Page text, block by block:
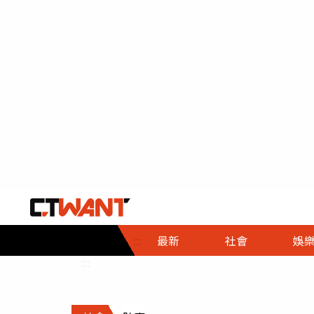
::: 最新 社會
社會首頁
時事
調查
娛樂
娛樂首頁
即時
財經首頁
熱線
政